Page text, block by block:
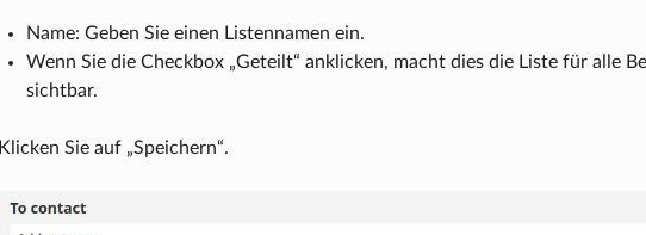
Name: Geben Sie einen Listennamen ein.
Wenn Sie die Checkbox „Geteilt“ anklicken, macht dies die Liste für alle
sichtbar.
Klicken Sie auf „Speichern“.